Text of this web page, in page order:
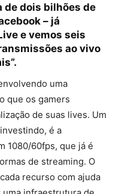
de dois bilhões de
– já
e vemos seis
ao vivo
uma
que os gamers
de suas lives. Um
é a
1080/60fps, que já é
de streaming. O
recurso com ajuda